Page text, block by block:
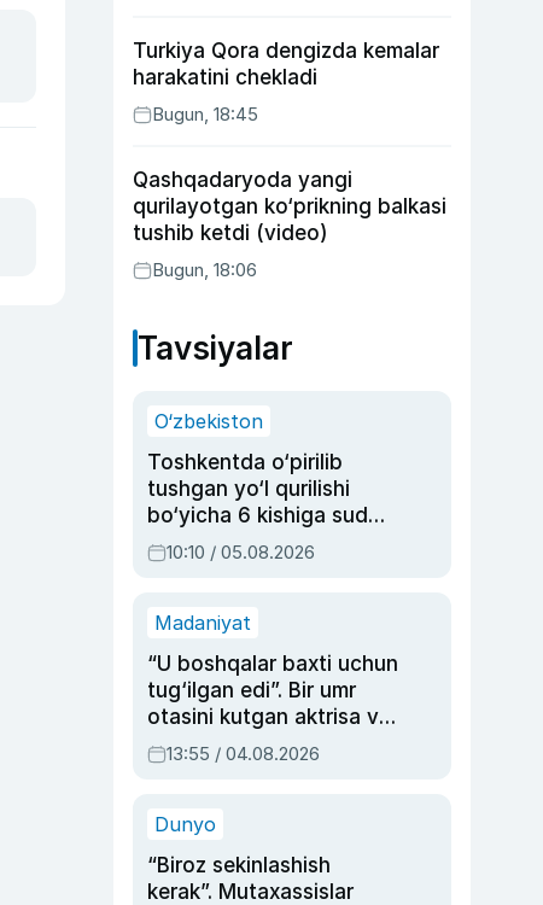
Turkiya Qora dengizda kemalar
harakatini chekladi
Bugun, 18:45
Qashqadaryoda yangi
qurilayotgan ko‘prikning balkasi
tushib ketdi (video)
Bugun, 18:06
Tavsiyalar
O‘zbekiston
Toshkentda o‘pirilib
tushgan yo‘l qurilishi
bo‘yicha 6 kishiga sud
hukmi o‘qildi
10:10 / 05.08.2026
Madaniyat
“U boshqalar baxti uchun
tug‘ilgan edi”. Bir umr
otasini kutgan aktrisa va
dublyaj ustasi Rimma
Ahmedovaning
13:55 / 04.08.2026
Dunyo
“Biroz sekinlashish
kerak”. Mutaxassislar